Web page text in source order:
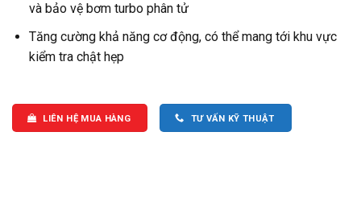
và bảo vệ bơm turbo phân tử
Tăng cường khả năng cơ động, có thể mang tới khu vực
kiểm tra chật hẹp
LIÊN HỆ MUA HÀNG TƯ VẤN KỸ THUẬT